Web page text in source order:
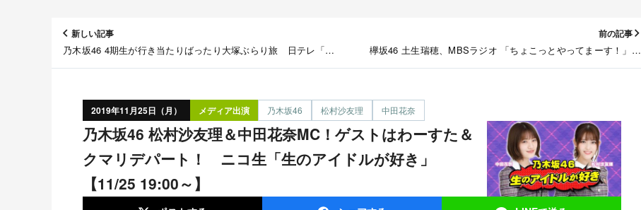
新しい記事
乃木坂46 4期生が行き当たりばったり大塚ぶらり旅 日テレ「乃
前の記事
欅坂46 土生瑞穂、MBSラジオ 「ちょこっとやってまーす！」オ
2019年11月25日（月） メディア出演 乃木坂46 松村沙友理 中田花奈
乃木坂46 松村沙友理＆中田花奈MC！ゲストはわーすた＆
クマリデパート！ ニコ生「生のアイドルが好き」
【11/25 19:00～】